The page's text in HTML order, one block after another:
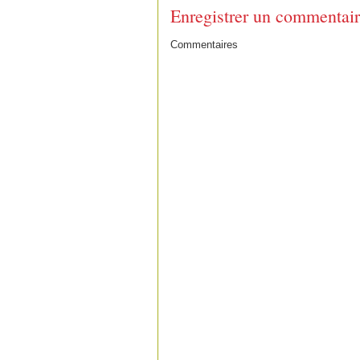
Enregistrer un
Commentaires